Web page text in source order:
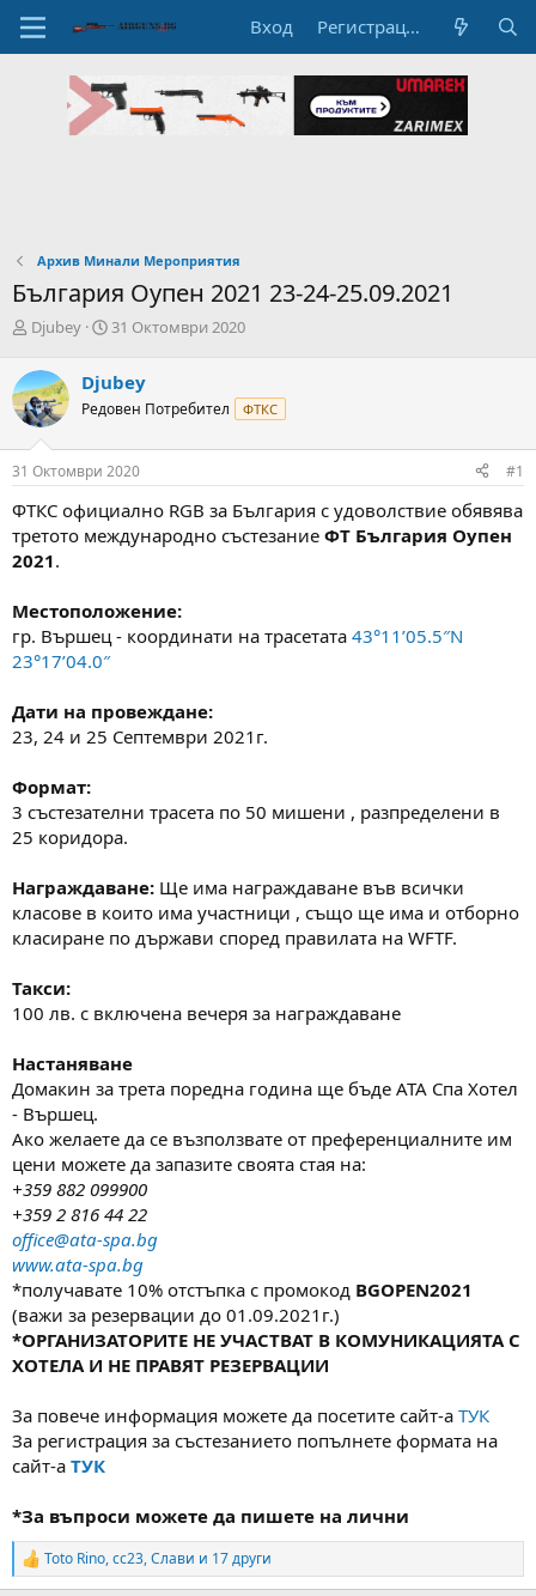
Вход Регистрация
Архив Минали Мероприятия
България Оупен 2021 23-24-25.09.2021
А
т
о
р
н
а
т
м
а
т
Djubey
Н
а
л
а
Д
т
а
31 Октомври 2020
Djubey
Редовен Потребител ФТКС
31 Октомври 2020 #1
ФТКС официално RGB за България с удоволствие обявява
третото международно състезание ФТ България Оупен
2021.
Местоположение:
гр. Вършец - координати на трасетата 43°11’05.5″N
23°17’04.0″
Дати на провеждане:
23, 24 и 25 Септември 2021г.
Формат:
3 състезателни трасета по 50 мишени , разпределени в
25 коридора.
Награждаване: Ще има награждаване във всички
класове в които има участници , също ще има и отборно
класиране по държави според правилата на WFTF.
Такси:
100 лв. с включена вечеря за награждаване
Настаняване
Домакин за трета поредна година ще бъде АТА Спа Хотел
- Вършец.
Ако желаете да се възползвате от преференциалните им
цени можете да запазите своята стая на:
+359 882 099900
+359 2 816 44 22
office@ata-spa.bg
www.ata-spa.bg
*получавате 10% отстъпка с промокод BGOPEN2021
(важи за резервации до 01.09.2021г.)
*ОРГАНИЗАТОРИТЕ НЕ УЧАСТВАТ В КОМУНИКАЦИЯТА С
ХОТЕЛА И НЕ ПРАВЯТ РЕЗЕРВАЦИИ
За повече информация можете да посетите сайт-а ТУК
За регистрация за състезанието попълнете формата на
сайт-а ТУК
*За въпроси можете да пишете на лични
R
e
Toto Rino,cc23,Слави и 17 други